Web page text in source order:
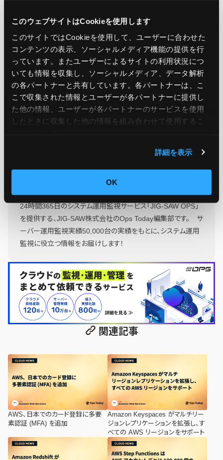
このウェブサイトはCookieを使用します
このサイトではCookieを使用して、ユーザーに合わせた
コンテンツの表示、ソーシャルメディア機能の提供を行
っています。またユーザーによるサイトの利用状況につ
いても情報を収集し、ソーシャルメディア、データ解析
の各パートナーと共有しています。各パートナーは、こ
こで収集された情報とユーザーが各パートナーに提供し
た他の情報、ユーザーが各パートナーのサービスを使用
したときに収集した他の情報を組み合わせて使用​​するこ
詳細を表示
OK
integration with Amazon VPC IPAM
この記事をシェア
24時間365日のシステム運用監視サービス「JIG-SAW OPS」
を提供する、JIG-SAW株式会社のOps Today編集部です。 サ
ーバー運用監視実績50,000台の実績をもとに、システム運用
監視に役立つ情報をお届けします！
関連記事
AWS、日本でのカード登録に多要
素認証 (MFA) を追加
Amazon Keyspaces がマルチリー
ジョンレプリケーションを拡張し、す
べての AWS リージョンをサポート